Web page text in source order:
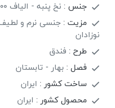
جنس : نخ پنبه - الیاف ۱۰۰% طبیعی
مزیت : جنسی نرم و
نوزادان
طرح : فندق
فصل : بهار - تابستان
ساخت کشور : ایران
محصول کشور : ایران